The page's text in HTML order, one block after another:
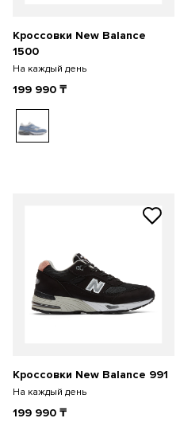
Кроссовки New Balance
1500
На каждый день
199 990 ₸
Кроссовки New Balance 991
На каждый день
199 990 ₸